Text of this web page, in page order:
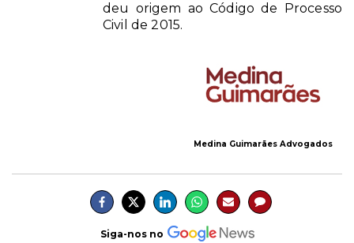
deu origem ao Código de Processo
Civil de 2015.
Medina Guimarães Advogados
Siga-nos no